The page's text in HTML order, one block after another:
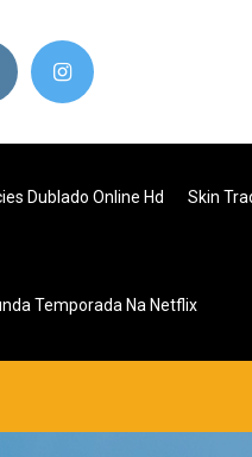
Dublado Online Hd Skin
Temporada Na Netflix